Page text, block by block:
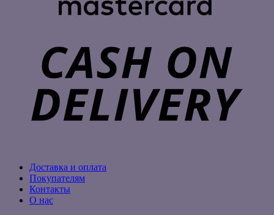
Доставка и оплата
Покупателям
Контакты
О нас